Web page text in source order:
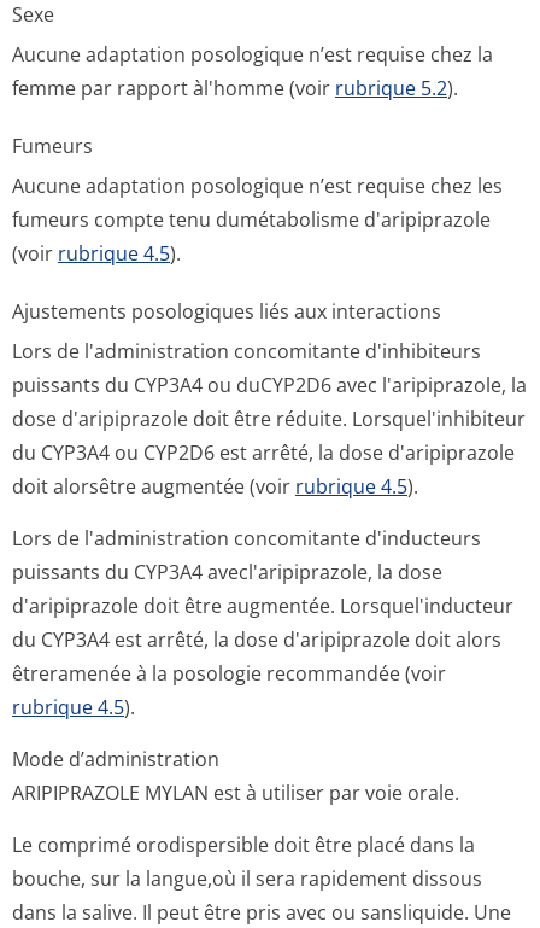
Sexe
Aucune adaptation posologique n’est requise chez la
femme par rapport àl'homme (voir rubrique 5.2).
Fumeurs
Aucune adaptation posologique n’est requise chez les
fumeurs compte tenu dumétabolisme d'aripiprazole
(voir rubrique 4.5).
Ajustements posologiques liés aux interactions
Lors de l'administration concomitante d'inhibiteurs
puissants du CYP3A4 ou duCYP2D6 avec l'aripiprazole, la
dose d'aripiprazole doit être réduite. Lorsquel'inhibiteur
du CYP3A4 ou CYP2D6 est arrêté, la dose d'aripiprazole
doit alorsêtre augmentée (voir rubrique 4.5).
Lors de l'administration concomitante d'inducteurs
puissants du CYP3A4 avecl'aripiprazole, la dose
d'aripiprazole doit être augmentée. Lorsquel'inducteur
du CYP3A4 est arrêté, la dose d'aripiprazole doit alors
êtreramenée à la posologie recommandée (voir
rubrique 4.5).
Mode d’administration
ARIPIPRAZOLE MYLAN est à utiliser par voie orale.
Le comprimé orodispersible doit être placé dans la
bouche, sur la langue,où il sera rapidement dissous
dans la salive. Il peut être pris avec ou sansliquide. Une